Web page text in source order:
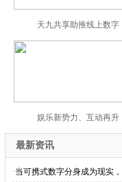
天九共享助推线上数字
娱乐新势力、互动再升
最新资讯
·当可携式数字分身成为现实